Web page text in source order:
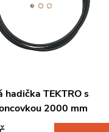
hadička TEKTRO s
2000 mm